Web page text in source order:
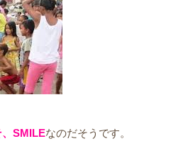
、SMILEなのだそうです。